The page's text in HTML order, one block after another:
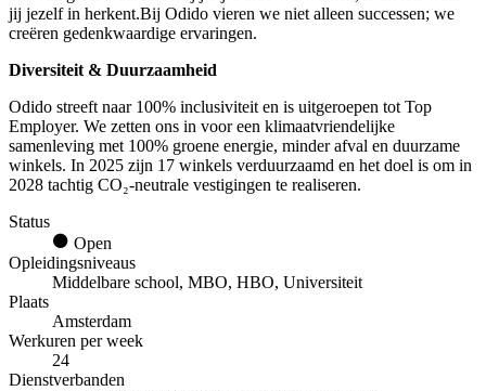
jij jezelf in herkent.Bij Odido vieren we niet alleen successen; we
creëren gedenkwaardige ervaringen.
Diversiteit & Duurzaamheid
Odido streeft naar 100% inclusiviteit en is uitgeroepen tot Top
Employer. We zetten ons in voor een klimaatvriendelijke
samenleving met 100% groene energie, minder afval en duurzame
winkels. In 2025 zijn 17 winkels verduurzaamd en het doel is om in
2028 tachtig CO₂-neutrale vestigingen te realiseren.
Status
Open
Opleidingsniveaus
Middelbare school, MBO, HBO, Universiteit
Plaats
Amsterdam
Werkuren per week
24
Dienstverbanden